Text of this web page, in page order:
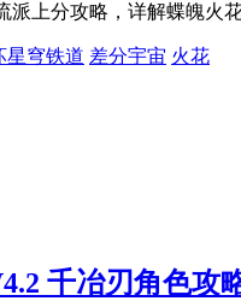
派上分攻略，详解蝶魄
星穹铁道 差分宇宙 火花
千冶刃角色攻